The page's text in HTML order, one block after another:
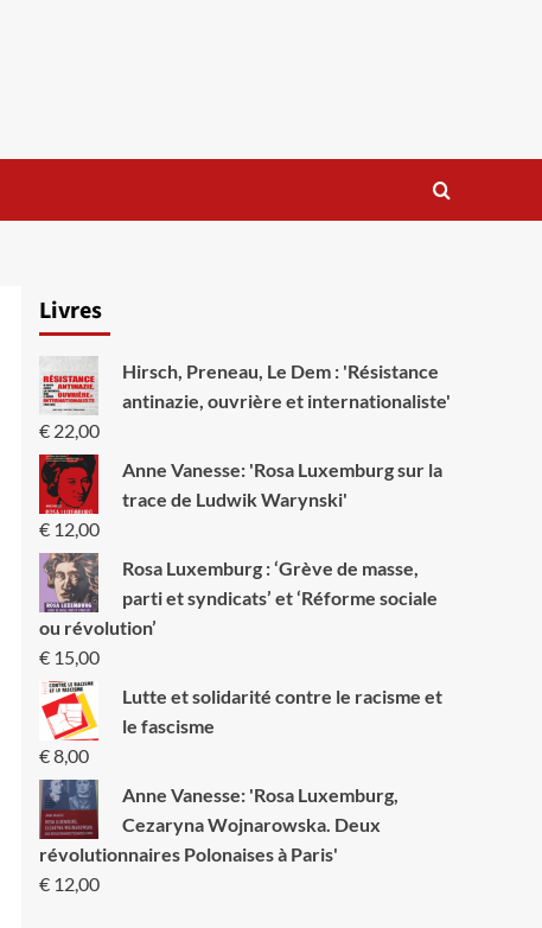
Livres
Hirsch, Preneau, Le Dem : 'Résistance
antinazie, ouvrière et internationaliste'
€22,00
Anne Vanesse: 'Rosa Luxemburg sur la
trace de Ludwik Warynski'
€12,00
Rosa Luxemburg : ‘Grève de masse,
parti et syndicats’ et ‘Réforme sociale
ou révolution’
€15,00
Lutte et solidarité contre le racisme et
le fascisme
€8,00
Anne Vanesse: 'Rosa Luxemburg,
Cezaryna Wojnarowska. Deux
révolutionnaires Polonaises à Paris'
€12,00